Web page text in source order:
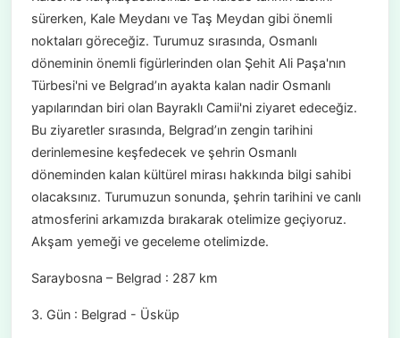
sürerken, Kale Meydanı ve Taş Meydan gibi önemli
noktaları göreceğiz. Turumuz sırasında, Osmanlı
döneminin önemli figürlerinden olan Şehit Ali Paşa'nın
Türbesi'ni ve Belgrad’ın ayakta kalan nadir Osmanlı
yapılarından biri olan Bayraklı Camii'ni ziyaret edeceğiz.
Bu ziyaretler sırasında, Belgrad’ın zengin tarihini
derinlemesine keşfedecek ve şehrin Osmanlı
döneminden kalan kültürel mirası hakkında bilgi sahibi
olacaksınız. Turumuzun sonunda, şehrin tarihini ve canlı
atmosferini arkamızda bırakarak otelimize geçiyoruz.
Akşam yemeği ve geceleme otelimizde.
Saraybosna – Belgrad : 287 km
3. Gün : Belgrad - Üsküp